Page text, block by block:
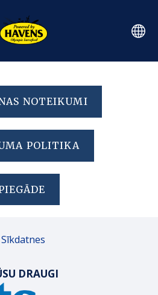
NOTEIKUMI
POLITIKA
Sīkdatnes
DRAUGI